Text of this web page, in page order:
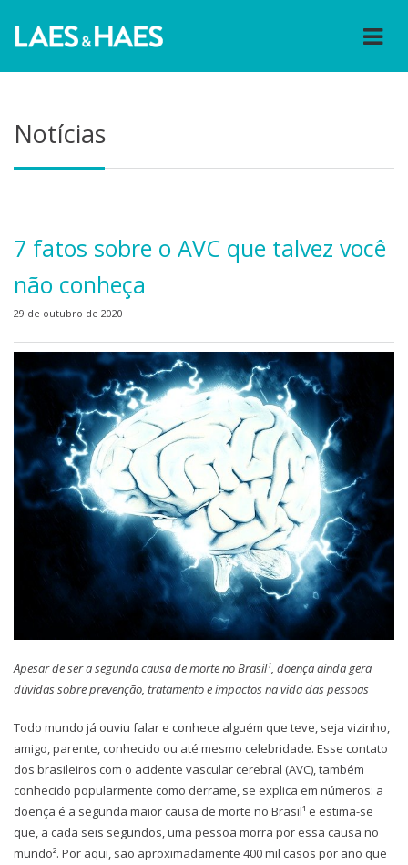
Notícias
7 fatos sobre o AVC que talvez você
não conheça
29 de outubro de 2020
Apesar de ser a segunda causa de morte no Brasil¹, doença ainda gera
dúvidas sobre prevenção, tratamento e impactos na vida das pessoas
Todo mundo já ouviu falar e conhece alguém que teve, seja vizinho,
amigo, parente, conhecido ou até mesmo celebridade. Esse contato
dos brasileiros com o acidente vascular cerebral (AVC), também
conhecido popularmente como derrame, se explica em números: a
doença é a segunda maior causa de morte no Brasil¹ e estima-se
que, a cada seis segundos, uma pessoa morra por essa causa no
mundo². Por aqui, são aproximadamente 400 mil casos por ano que